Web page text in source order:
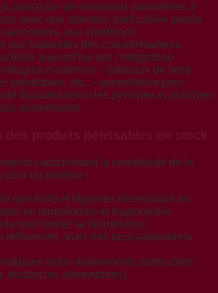
passe par de nombreux paramètres à
avec une attention particulière portée
aux conditions
aux habitudes des consommateurs.
aujourd’hui par l’intégration
modernes – tableaux de bord
prédictives, etc. – essentielles pour
fluctuant selon les périodes et anticiper
alimentaires.
des produits périssables en stock
caractérisant la complexité de la
pour un primeur :
des fruits et légumes nécessitant un
en température et hygrométrie
pour limiter la dégradation
références, avec des pics saisonniers
selon événements particuliers
tendances alimentaires)